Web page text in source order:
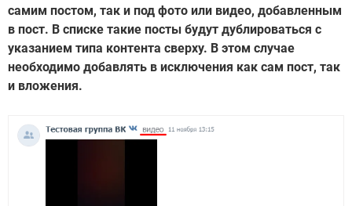
самим постом, так и под фото или видео, добавленным
в пост. В списке такие посты будут дублироваться с
указанием типа контента сверху. В этом случае
необходимо добавлять в исключения как сам пост, так
и вложения.